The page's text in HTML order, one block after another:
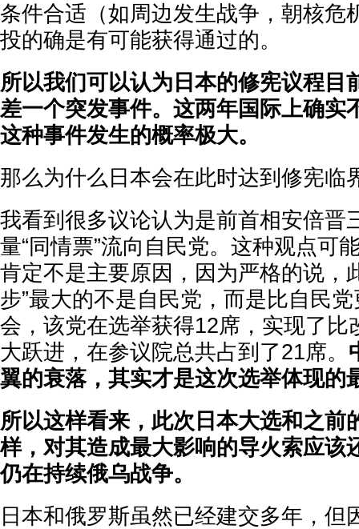
条件合适（如周边发生战争，朝核危
投的确是有可能获得通过的。
所以我们可以认为日本的修宪议程目
差一个突发事件。这两年国际上确实
这种事件发生的概率极大。
那么为什么日本会在此时达到修宪临
我看到很多议论认为是前首相安倍晋
量“同情票”流向自民党。这种观点可
肯定不是主要原因，因为严格的说，
步”最大的不是自民党，而是比自民
会，该党在选举获得12席，实现了比
大跃进，在参议院总共占到了21席。
翼的衰落，其实才是这次选举体现的
所以这样看来，此次日本大选和之前
样，对其造成最大影响的导火索应该
仍在持续俄乌战争。
日本和俄罗斯虽然已经建交多年，但